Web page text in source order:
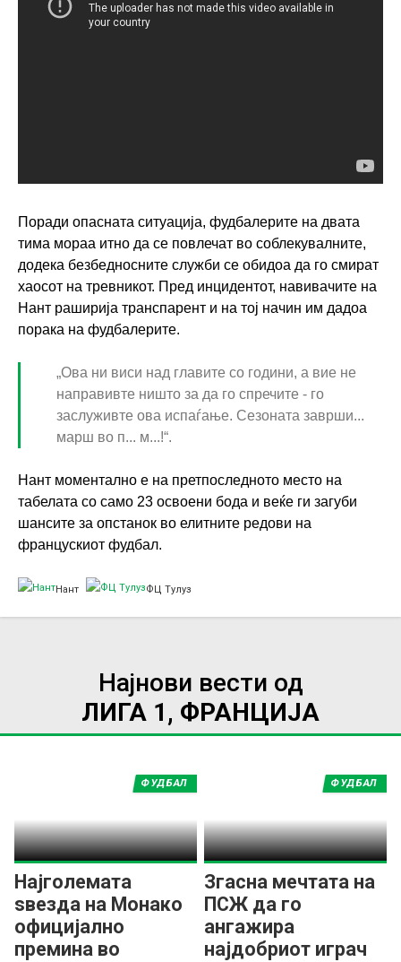
Поради опасната ситуација, фудбалерите на двата
тима мораа итно да се повлечат во соблекувалните,
додека безбедносните служби се обидоа да го смират
хаосот на тревникот. Пред инцидентот, навивачите на
Нант раширија транспарент и на тој начин им дадоа
порака на фудбалерите.
„Ова ни виси над главите со години, а вие не
направивте ништо за да го спречите - го
заслуживте ова испаѓање. Сезоната заврши...
марш во п... м...!“.
Нант моментално е на претпоследното место на
табелата со само 23 освоени бода и веќе ги загуби
шансите за опстанок во елитните редови на
францускиот фудбал.
Нант ФЦ Тулуз
Најнови вести од
ЛИГА 1, ФРАНЦИЈА
Најголемата
ѕвезда на Монако
официјално
премина во
ФУДБАЛ
Згасна мечтата на
ПСЖ да го
ангажира
најдобриот играч
ФУДБАЛ